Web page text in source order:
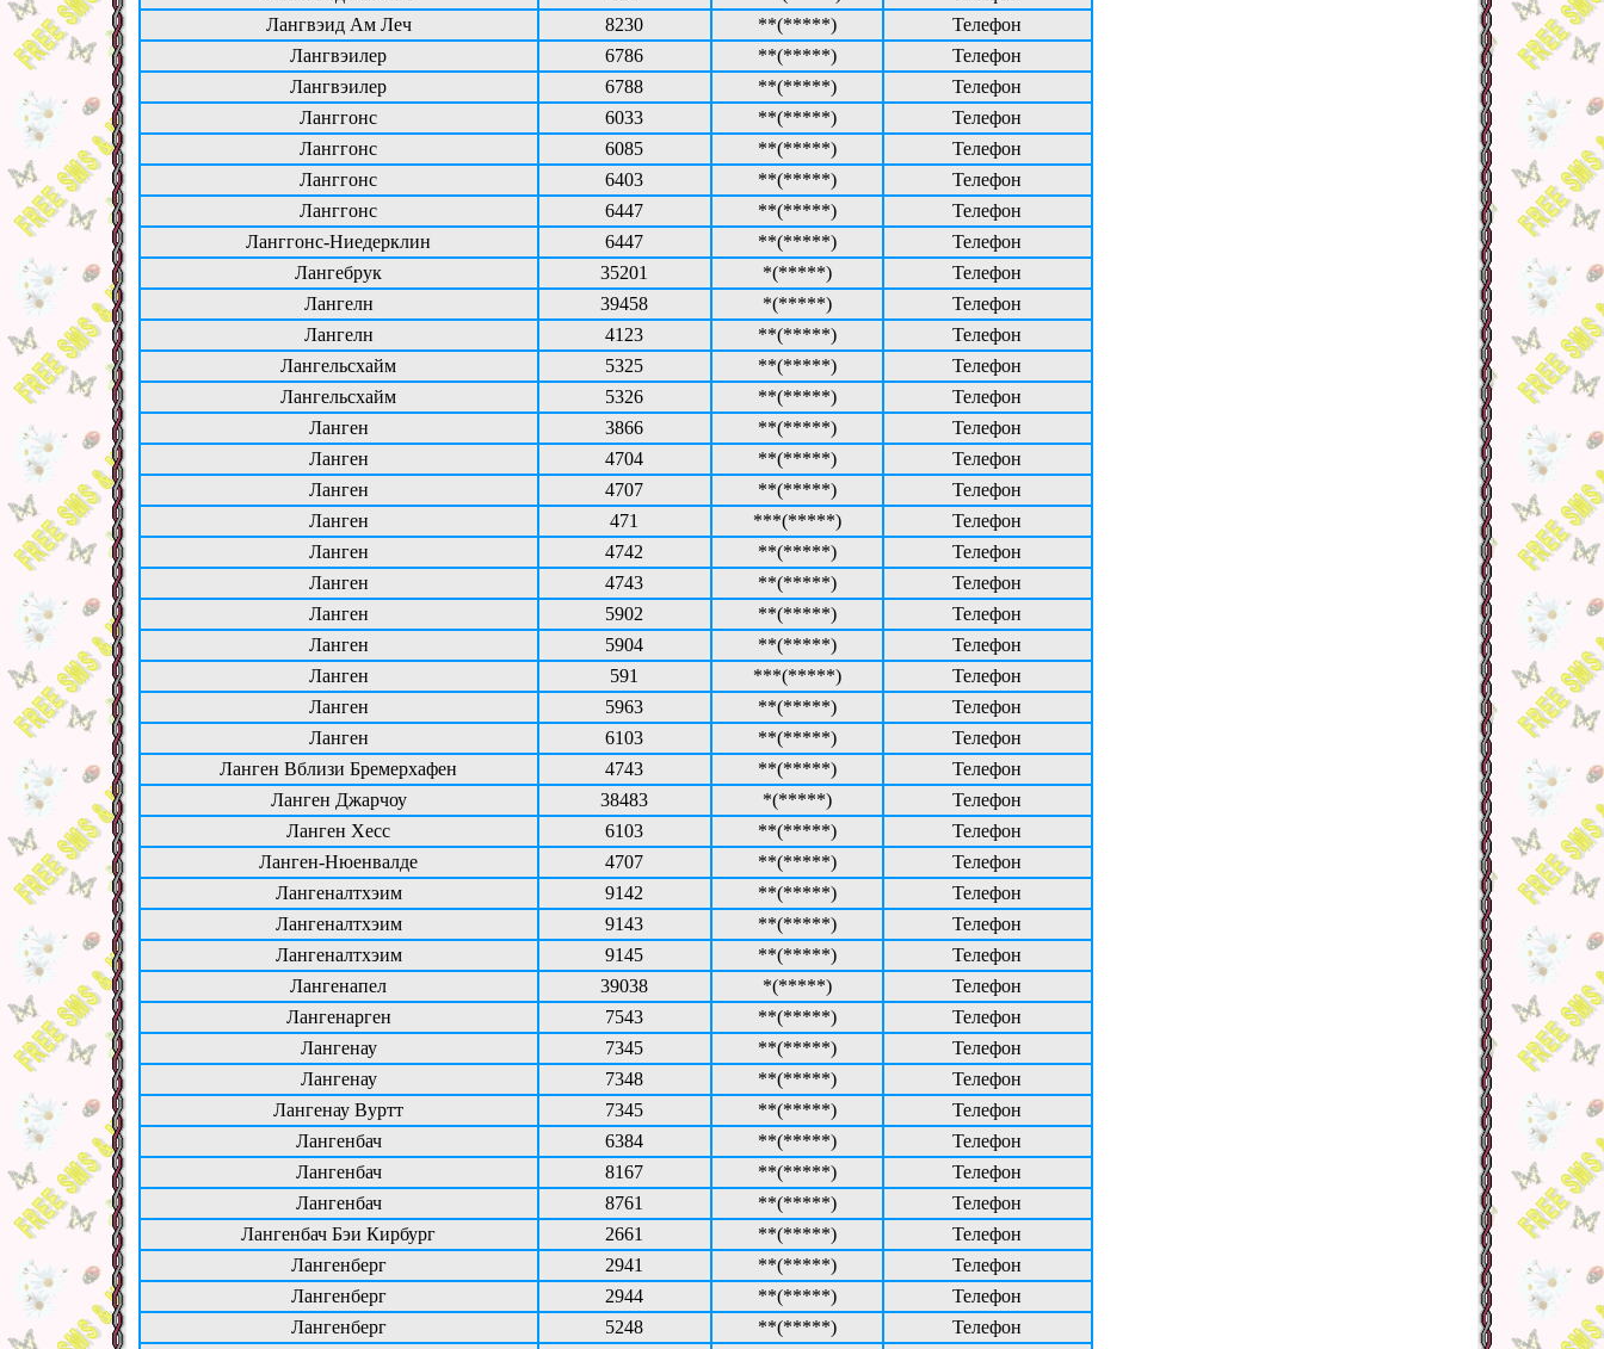
Лангвэид Ам Леч
8230 **(*****)
Телефон
Лангвэилер
6786 **(*****)
Телефон
Лангвэилер
6788 **(*****)
Телефон
Ланггонс
6033 **(*****)
Телефон
Ланггонс
6085 **(*****)
Телефон
Ланггонс
6403 **(*****)
Телефон
Ланггонс
6447 **(*****)
Телефон
Ланггонс-Ниедерклин
6447 **(*****)
Телефон
Лангебрук
35201 *(*****)
Телефон
Лангелн
39458 *(*****)
Телефон
Лангелн
4123 **(*****)
Телефон
Лангельсхайм
5325 **(*****)
Телефон
Лангельсхайм
5326 **(*****)
Телефон
Ланген
3866 **(*****)
Телефон
Ланген
4704 **(*****)
Телефон
Ланген
4707 **(*****)
Телефон
Ланген
471 ***(*****)
Телефон
Ланген
4742 **(*****)
Телефон
Ланген
4743 **(*****)
Телефон
Ланген
5902 **(*****)
Телефон
Ланген
5904 **(*****)
Телефон
Ланген
591 ***(*****)
Телефон
Ланген
5963 **(*****)
Телефон
Ланген
6103 **(*****)
Телефон
Ланген Вблизи Бремерхафен
4743 **(*****)
Телефон
Ланген Джарчоу
38483 *(*****)
Телефон
Ланген Хесс
6103 **(*****)
Телефон
Ланген-Нюенвалде
4707 **(*****)
Телефон
Лангеналтхэим
9142 **(*****)
Телефон
Лангеналтхэим
9143 **(*****)
Телефон
Лангеналтхэим
9145 **(*****)
Телефон
Лангенапел
39038 *(*****)
Телефон
Лангенарген
7543 **(*****)
Телефон
Лангенау
7345 **(*****)
Телефон
Лангенау
7348 **(*****)
Телефон
Лангенау Вуртт
7345 **(*****)
Телефон
Лангенбач
6384 **(*****)
Телефон
Лангенбач
8167 **(*****)
Телефон
Лангенбач
8761 **(*****)
Телефон
Лангенбач Бэи Кирбург
2661 **(*****)
Телефон
Лангенберг
2941 **(*****)
Телефон
Лангенберг
2944 **(*****)
Телефон
Лангенберг
5248 **(*****)
Телефон